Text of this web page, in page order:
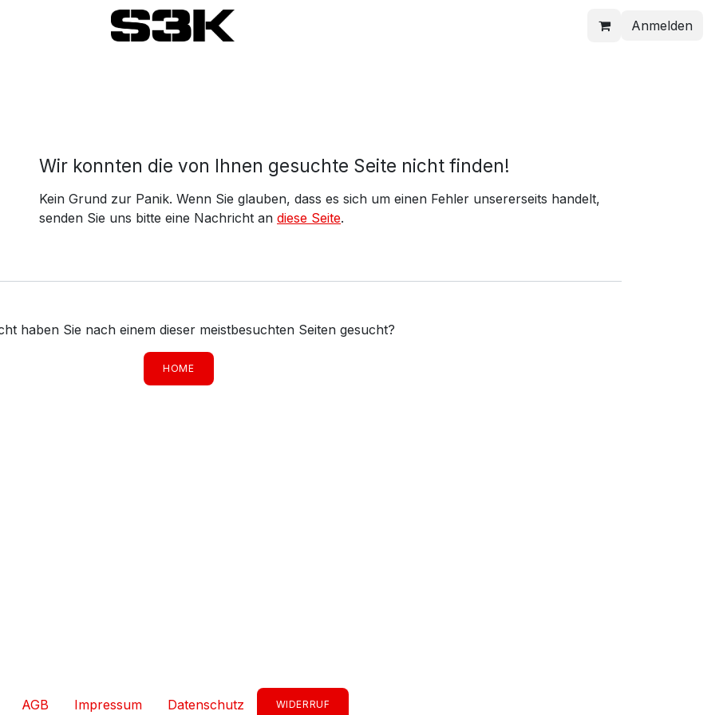
Anmelden
Fehler 404
Wir konnten die von Ihnen gesuchte Seite nicht finden!
Kein Grund zur Panik. Wenn Sie glauben, dass es sich um einen Fehler unsererseits handelt,
senden Sie uns bitte eine Nachricht an diese Seite.
haben Sie nach einem dieser meistbesuchten Seitengesucht?
HOME
AGB Impressum Datenschutz WIDERRUF